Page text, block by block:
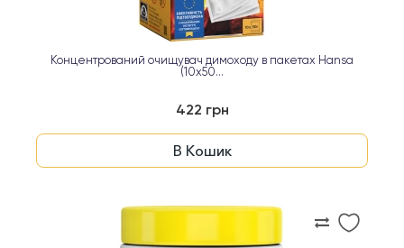
Концентрований очищувач димоходу в пакетах Hansa
(10x50...
422 грн
В Кошик